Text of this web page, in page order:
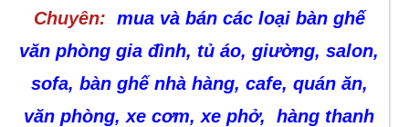
Chuyên: mua và bán các loại bàn ghế
văn phòng gia đình, tủ áo, giường, salon,
sofa, bàn ghế nhà hàng, cafe, quán ăn,
văn phòng, xe cơm, xe phở, hàng thanh